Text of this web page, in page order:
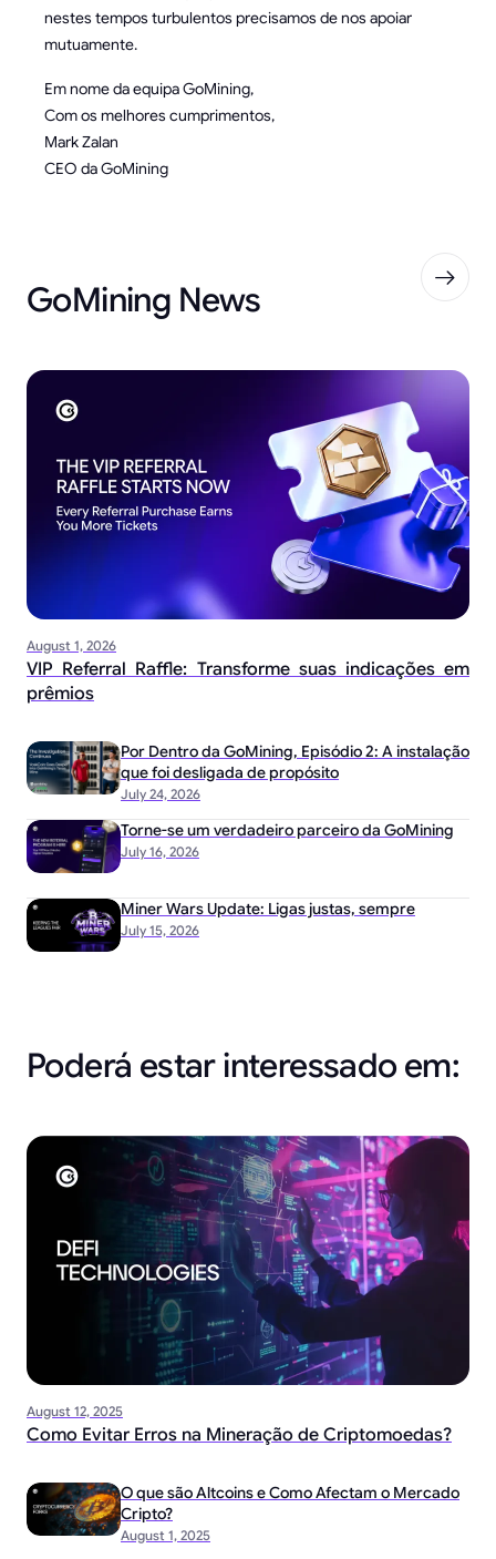
nestes tempos turbulentos precisamos de nos apoiar
mutuamente.
Em nome da equipa GoMining,
Com os melhores cumprimentos,
Mark Zalan
CEO da GoMining
GoMining News
August 1, 2026
VIP Referral Raffle: Transforme suas indicações em
prêmios
July 24, 2026
Por Dentro da GoMining, Episódio 2: A instalação
que foi desligada de propósito
July 16, 2026
Torne-se um verdadeiro parceiro da GoMining
July 15, 2026
Miner Wars Update: Ligas justas, sempre
Poderá estar interessado em:
August 12, 2025
Como Evitar Erros na Mineração de Criptomoedas?
August 1, 2025
O que são Altcoins e Como Afectam o Mercado
Cripto?